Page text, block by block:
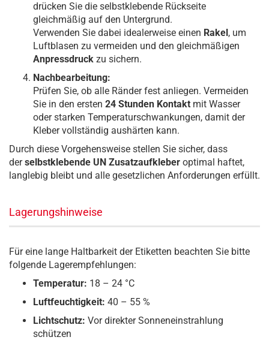
drücken Sie die selbstklebende Rückseite
gleichmäßig auf den Untergrund.
Verwenden Sie dabei idealerweise einen Rakel, um
Luftblasen zu vermeiden und den gleichmäßigen
Anpressdruck zu sichern.
Nachbearbeitung:
Prüfen Sie, ob alle Ränder fest anliegen. Vermeiden
Sie in den ersten 24 Stunden Kontakt mit Wasser
oder starken Temperaturschwankungen, damit der
Kleber vollständig aushärten kann.
Durch diese Vorgehensweise stellen Sie sicher, dass
derselbstklebende UN Zusatzaufkleber optimal haftet,
langlebig bleibt und alle gesetzlichen Anforderungen erfüllt.
Lagerungshinweise
Für eine lange Haltbarkeit der Etiketten beachten Sie bitte
folgende Lagerempfehlungen:
Temperatur: 18 – 24 °C
Luftfeuchtigkeit: 40 – 55 %
Lichtschutz: Vor direkter Sonneneinstrahlung
schützen